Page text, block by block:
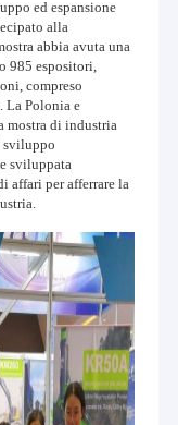
ed espansione
alla
abbia avuta una
985 espositori,
compreso
La Polonia e
mostra di industria
sviluppo
sviluppata
affari per afferrare la